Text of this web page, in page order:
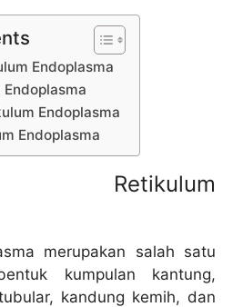
Endoplasma
Endoplasma
Endoplasma
Endoplasma
Retikulum
merupakan salah satu
kumpulan kantung,
kandung kemih, dan